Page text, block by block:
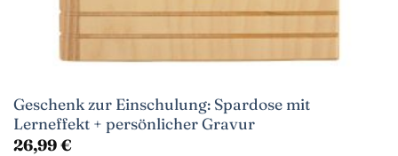
Geschenk zur Einschulung: Spardose mit
Lerneffekt + persönlicher Gravur
26,99€